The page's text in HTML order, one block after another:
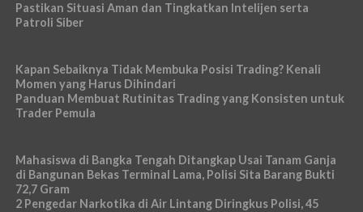
Pastikan Situasi Aman dan Tingkatkan Intelijen serta
Patroli Siber
Kapan Sebaiknya Tidak Membuka Posisi Trading? Kenali
Momen yang Harus Dihindari
Panduan Membuat Rutinitas Trading yang Konsisten untuk
Trader Pemula
Mahasiswa di Bangka Tengah Ditangkap Usai Tanam Ganja
di Bangunan Bekas Terminal Lama, Polisi Sita Barang Bukti
72,7 Gram
2 Pengedar Narkotika di Air Lintang Diringkus Polisi, 45